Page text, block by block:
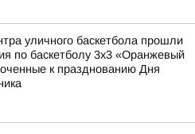
уличного баскетбола прошли
по баскетболу 3x3 «Оранжевый
к празднованию Дня